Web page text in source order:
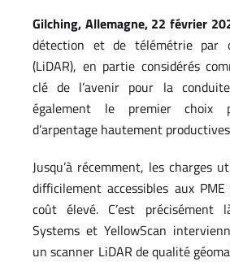
Gilching, Allemagne, 22 février
détection et de télémétrie par
(LiDAR), en partie considérés
clé de l’avenir pour la
également le premier choix
d’arpentage hautement
Jusqu’à récemment, les charges
difficilement accessibles aux
coût élevé. C’est précisément
Systems et YellowScan
un scanner LiDAR de qualité